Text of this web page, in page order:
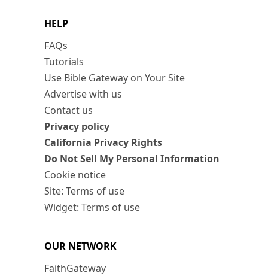
HELP
FAQs
Tutorials
Use Bible Gateway on Your Site
Advertise with us
Contact us
Privacy policy
California Privacy Rights
Do Not Sell My Personal Information
Cookie notice
Site: Terms of use
Widget: Terms of use
OUR NETWORK
FaithGateway